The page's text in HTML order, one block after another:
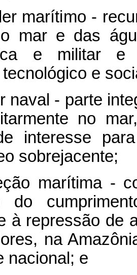
marítimo -
mar e das
e militar e
e
naval - parte
no
interesse
sobrejacente;
marítima -
do
à repressão de
na
nacional; e